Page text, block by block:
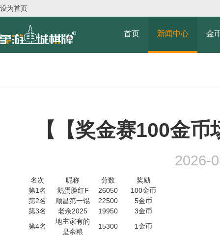
设为首页
首页 新闻中心 金
【【奖金赛100金
2026-
名次 昵称 分数
奖励
第1名
鹅蛋脸红F 26050
100金币
第2名
顺昌第一馄 22500
5金币
第3名
老余2025 19950
3金币
第4名
地主家有的
是余粮
15300
1金币